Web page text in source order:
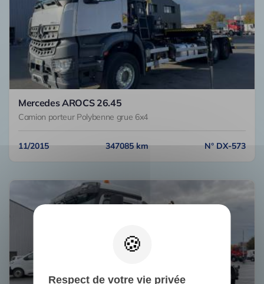
Mercedes AROCS 26.45
Camion porteur Polybenne grue 6x4
11/2015 347085 km N° DX-573
Respect de votre vie privée